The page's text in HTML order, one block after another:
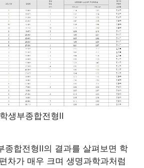
학생부종합전형Ⅱ
종합전형Ⅱ의 결과를 살펴보면 학
차가 매우 크며 생명과학과처럼